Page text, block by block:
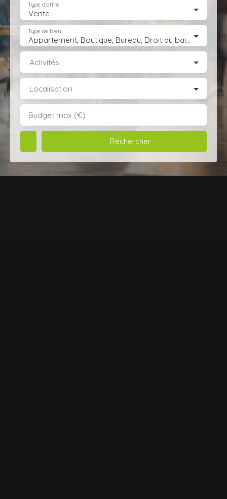
Vente
Type d'offre
Appartement, Boutique, Bureau, Droit au bail, Entrepôt, Fonds de commerce, Hôtel, hébergement, Immeuble, Immobilier Pro, Local commercial, Local professionnel, Local industriel, Magasin, boutique, Terrain Industriel, Terrain Constructible, Transmission d'entreprise
Type de bien
Activités
Localisation
Budget max (€)
Rechercher